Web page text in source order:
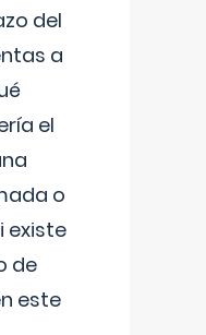
del
a
el
o
existe
de
este